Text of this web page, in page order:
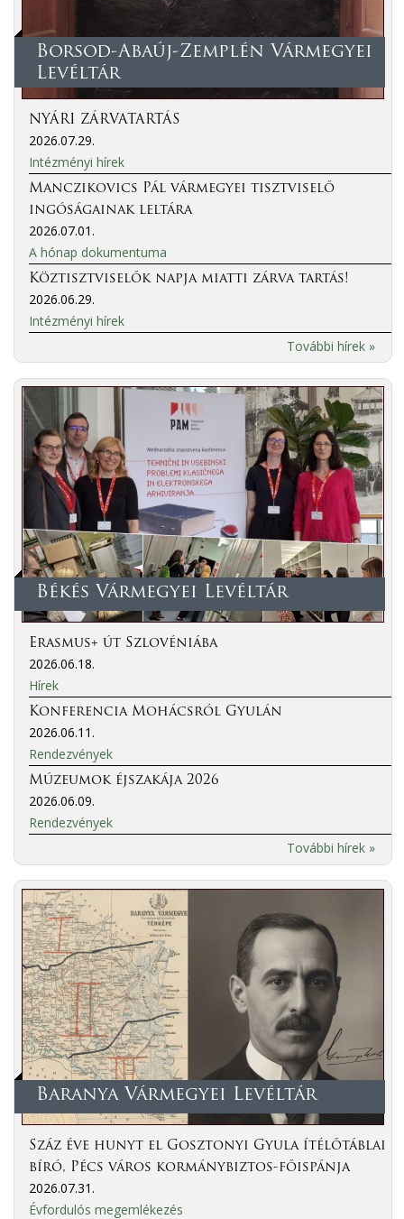
Borsod-Abaúj-Zemplén Vármegyei
Levéltár
NYÁRI ZÁRVATARTÁS
2026.07.29.
Intézményi hírek
Manczikovics Pál vármegyei tisztviselő
ingóságainak leltára
2026.07.01.
A hónap dokumentuma
Köztisztviselők napja miatti zárva tartás!
2026.06.29.
Intézményi hírek
További hírek »
Békés Vármegyei Levéltár
Erasmus+ út Szlovéniába
2026.06.18.
Hírek
Konferencia Mohácsról Gyulán
2026.06.11.
Rendezvények
Múzeumok éjszakája 2026
2026.06.09.
Rendezvények
További hírek »
Baranya Vármegyei Levéltár
Száz éve hunyt el Gosztonyi Gyula ítélőtáblai
bíró, Pécs város kormánybiztos-főispánja
2026.07.31.
Évfordulós megemlékezés